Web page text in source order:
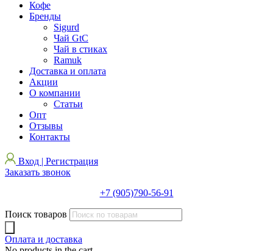
Кофе
Бренды
Sigurd
Чай GtC
Чай в стиках
Ramuk
Доставка и оплата
Акции
О компании
Статьи
Опт
Отзывы
Контакты
Вход | Регистрация
Заказать звонок
+7 (905)790-56-91
Поиск товаров
Оплата и доставка